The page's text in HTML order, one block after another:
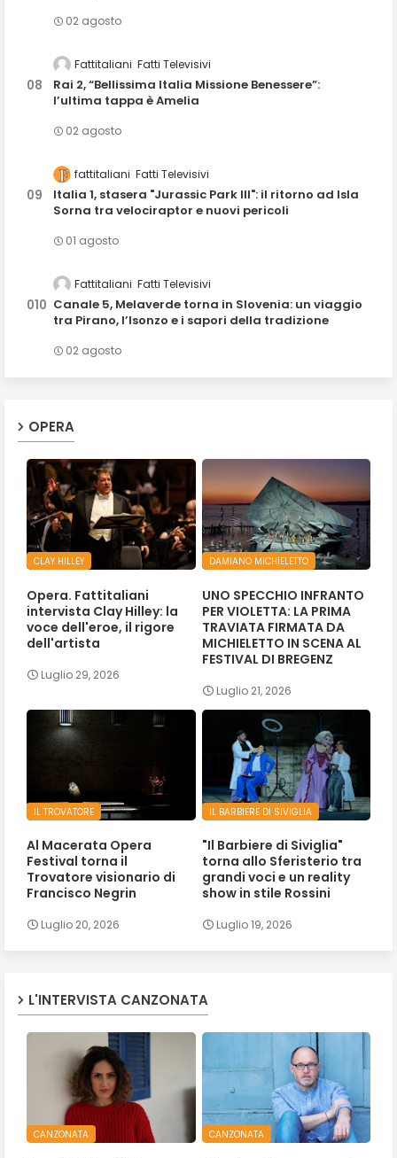
02 agosto
Fattitaliani Fatti Televisivi
Rai 2, “Bellissima Italia Missione Benessere”:
l’ultima tappa è Amelia
02 agosto
fattitaliani Fatti Televisivi
Italia 1, stasera "Jurassic Park III": il ritorno ad Isla
Sorna tra velociraptor e nuovi pericoli
01 agosto
Fattitaliani Fatti Televisivi
Canale 5, Melaverde torna in Slovenia: un viaggio
tra Pirano, l’Isonzo e i sapori della tradizione
02 agosto
OPERA
CLAY HILLEY
Opera. Fattitaliani
intervista Clay Hilley: la
voce dell'eroe, il rigore
dell'artista
Luglio 29, 2026
DAMIANO MICHIELETTO
UNO SPECCHIO INFRANTO
PER VIOLETTA: LA PRIMA
TRAVIATA FIRMATA DA
MICHIELETTO IN SCENA AL
FESTIVAL DI BREGENZ
Luglio 21, 2026
IL TROVATORE
Al Macerata Opera
Festival torna il
Trovatore visionario di
Francisco Negrin
Luglio 20, 2026
IL BARBIERE DI SIVIGLIA
"Il Barbiere di Siviglia"
torna allo Sferisterio tra
grandi voci e un reality
show in stile Rossini
Luglio 19, 2026
L'INTERVISTA CANZONATA
CANZONATA CANZONATA